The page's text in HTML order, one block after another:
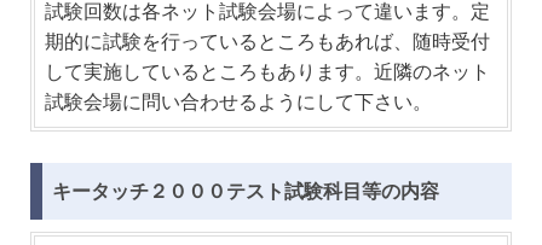
試験回数は各ネット試験会場によって違います。定
期的に試験を行っているところもあれば、随時受付
して実施しているところもあります。近隣のネット
試験会場に問い合わせるようにして下さい。
キータッチ２０００テスト試験科目等の内容